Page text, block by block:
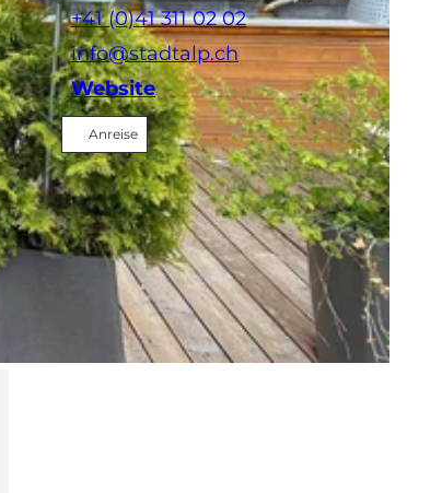
+41 (0)41 311 02 02
info@stadtalp.ch
Website
Anreise